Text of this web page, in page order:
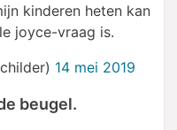
kinderen heten kan
joyce-vraag is.
14 mei 2019
beugel.